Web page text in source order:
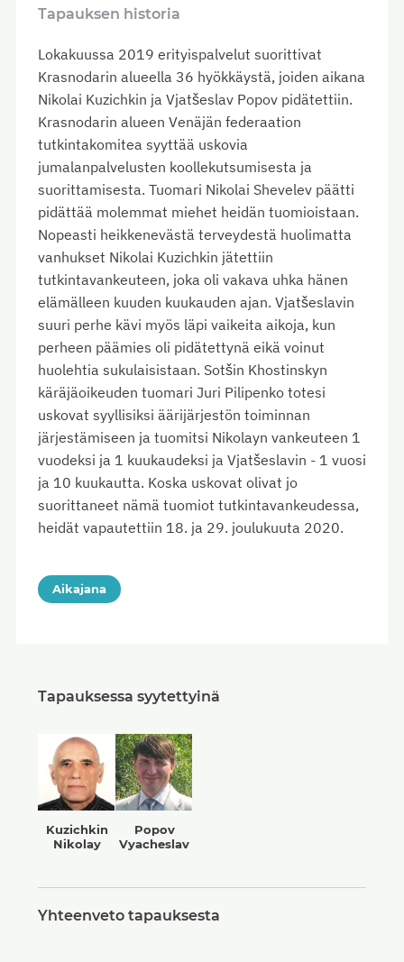
Tapauksen historia
Lokakuussa 2019 erityispalvelut suorittivat
Krasnodarin alueella 36 hyökkäystä, joiden aikana
Nikolai Kuzichkin ja Vjatšeslav Popov pidätettiin.
Krasnodarin alueen Venäjän federaation
tutkintakomitea syyttää uskovia
jumalanpalvelusten koollekutsumisesta ja
suorittamisesta. Tuomari Nikolai Shevelev päätti
pidättää molemmat miehet heidän tuomioistaan.
Nopeasti heikkenevästä terveydestä huolimatta
vanhukset Nikolai Kuzichkin jätettiin
tutkintavankeuteen, joka oli vakava uhka hänen
elämälleen kuuden kuukauden ajan. Vjatšeslavin
suuri perhe kävi myös läpi vaikeita aikoja, kun
perheen päämies oli pidätettynä eikä voinut
huolehtia sukulaisistaan. Sotšin Khostinskyn
käräjäoikeuden tuomari Juri Pilipenko totesi
uskovat syyllisiksi äärijärjestön toiminnan
järjestämiseen ja tuomitsi Nikolayn vankeuteen 1
vuodeksi ja 1 kuukaudeksi ja Vjatšeslavin - 1 vuosi
ja 10 kuukautta. Koska uskovat olivat jo
suorittaneet nämä tuomiot tutkintavankeudessa,
heidät vapautettiin 18. ja 29. joulukuuta 2020.
Aikajana
Tapauksessa syytettyinä
Kuzichkin
Nikolay
Popov
Vyacheslav
Yhteenveto tapauksesta